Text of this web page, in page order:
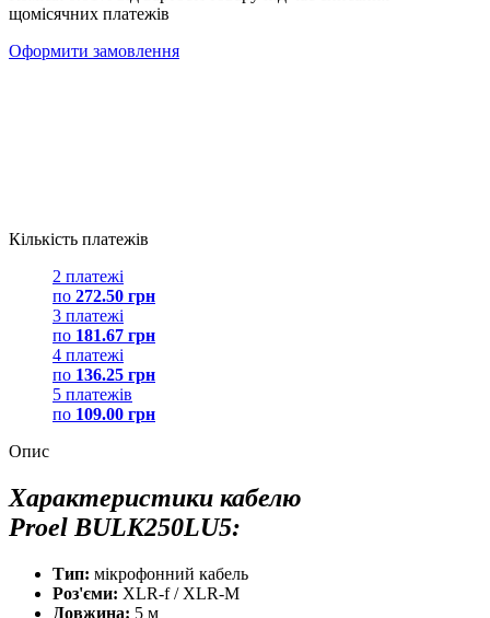
щомісячних платежів
Оформити замовлення
Кількість платежів
2 платежі
по 272.50 грн
3 платежі
по 181.67 грн
4 платежі
по 136.25 грн
5 платежів
по 109.00 грн
Опис
Характеристики кабелю
Proel BULK250LU5:
Тип: мікрофонний кабель
Роз'єми: XLR-f / XLR-M
Довжина: 5 м